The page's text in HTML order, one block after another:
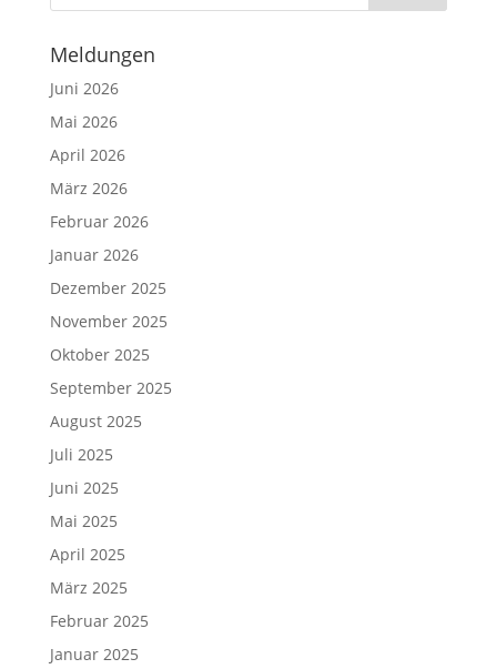
Meldungen
Juni 2026
Mai 2026
April 2026
März 2026
Februar 2026
Januar 2026
Dezember 2025
November 2025
Oktober 2025
September 2025
August 2025
Juli 2025
Juni 2025
Mai 2025
April 2025
März 2025
Februar 2025
Januar 2025